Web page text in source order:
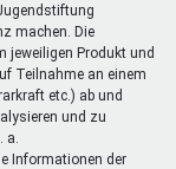
machen. Die
jeweiligen Produkt und
Teilnahme an einem
etc.) ab und
und zu
a.
Informationen der